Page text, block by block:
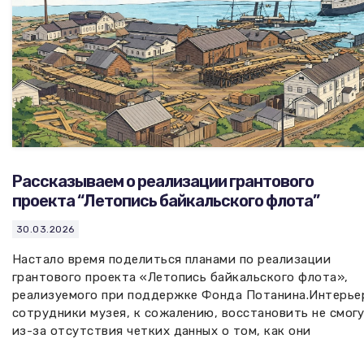
Рассказываем о реализации грантового
проекта “Летопись байкальского флота”
30.03.2026
Настало время поделиться планами по реализации
грантового проекта «Летопись байкальского флота»,
реализуемого при поддержке Фонда
сотрудники музея, к сожалению, восстановить не
из-за отсутствия четких данных о том, как они